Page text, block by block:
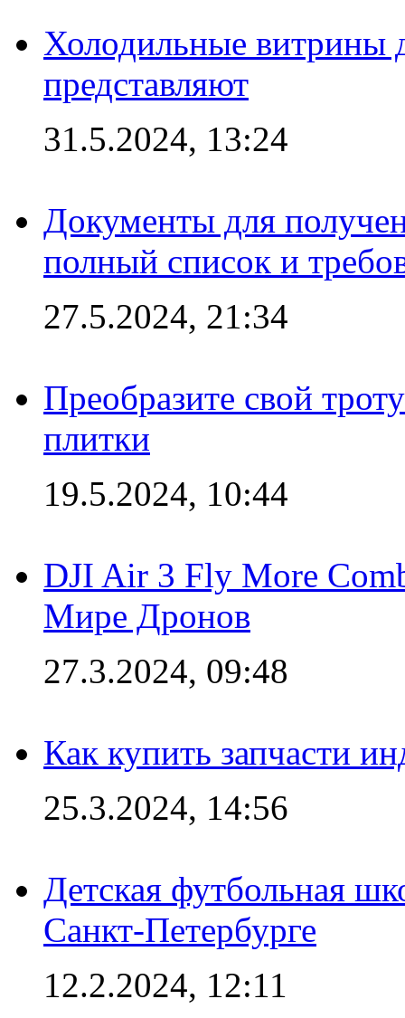
Холодильные витрины
представляют
31.5.2024, 13:24
Документы для
полный список и
27.5.2024, 21:34
Преобразите свой
плитки
19.5.2024, 10:44
DJI Air 3 Fly More
Мире Дронов
27.3.2024, 09:48
Как купить запчасти
25.3.2024, 14:56
Детская футбольная
Санкт-Петербурге
12.2.2024, 12:11